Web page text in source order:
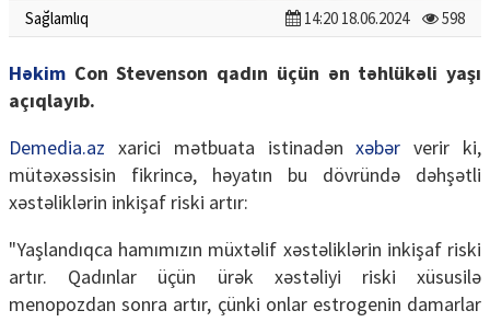
Sağlamlıq 14:20 18.06.2024 598
Həkim Con Stevenson qadın üçün ən təhlükəli yaşı
açıqlayıb.
Demedia.az xarici mətbuata istinadənxəbər verir ki,
mütəxəssisin fikrincə, həyatın bu dövründə dəhşətli
xəstəliklərin inkişaf riski artır:
"Yaşlandıqca hamımızın müxtəlif xəstəliklərin inkişaf riski
artır. Qadınlar üçün ürək xəstəliyi riski xüsusilə
menopozdan sonra artır, çünki onlar estrogenin damarlar